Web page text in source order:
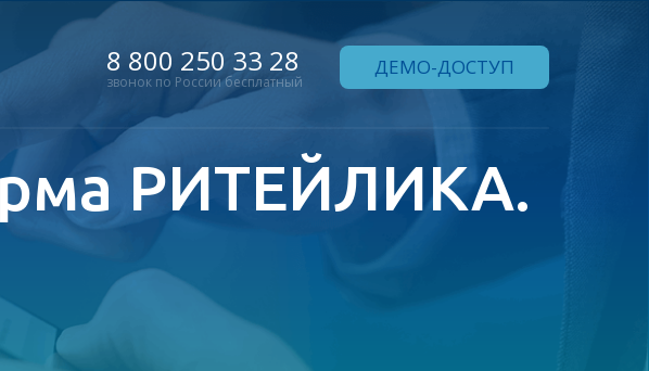
8 800 250 33 28
звонок по России бесплатный
ДЕМО-ДОСТУП
РИТЕЙЛИКА.